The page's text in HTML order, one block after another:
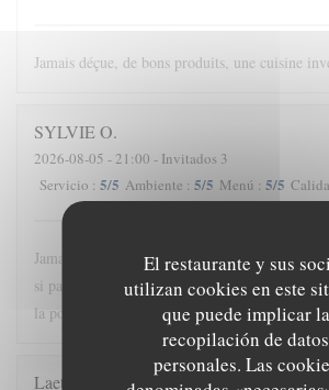
El restaurante y sus
utilizan cookies en este
que puede implicar la
recopilación de datos
personales. Las
Jamais déçue, de bons produits, une cuisine
SYLVIEO
2026-08-05 - 21:00 - Invitados 3
Servicio : 5/5 Ambiente : 5/5 Menú : 5/5
Jamais déçue par la formule autour de
si parfois je n’aurais pas fait le même choix (
la pomme de terre.)
Laetitia